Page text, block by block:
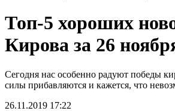
Топ-5 хороших
Кирова за 26
Сегодня нас особенно радуют победы
силы прибавляются и кажется, что
26.11.2019 17:22